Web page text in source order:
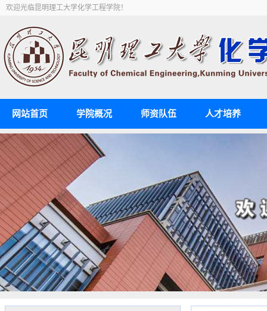
欢迎光临昆明理工大学化学工程学院！
网站首页 学院概况 师资队伍 人才培养